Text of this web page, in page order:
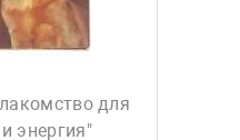
для
энергия"